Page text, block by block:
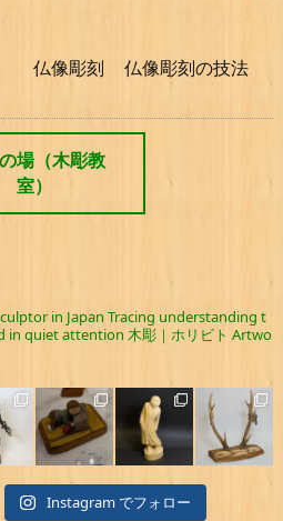
仏像彫刻 仏像彫刻の技法
場（木彫教
室）
in Japan Tracing understanding t
in quiet attention 木彫｜ホリビト Artwo
Instagram でフォロー